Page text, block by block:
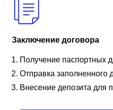
Заключение договора
Получение паспортных
Отправка заполненного
Внесение депозита для